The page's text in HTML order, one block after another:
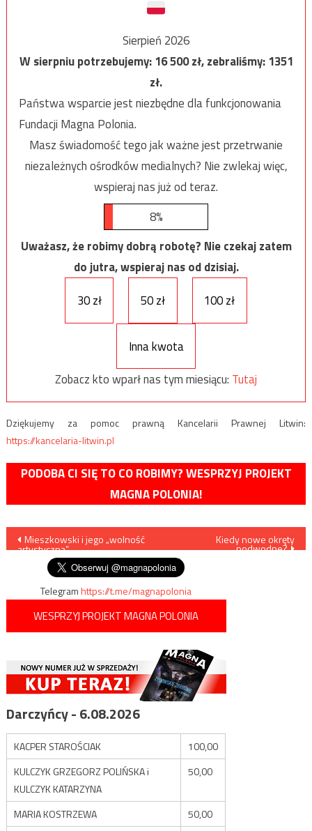
Sierpień 2026
W sierpniu potrzebujemy:16 500zł, zebraliśmy:1351
zł.
Państwa wsparcie jest niezbędne dla funkcjonowania
Fundacji Magna Polonia.
Masz świadomość tego jak ważne jest przetrwanie
niezależnych ośrodków medialnych? Nie zwlekaj więc,
wspieraj nas już od teraz.
8%
Uważasz, że robimy dobrą robotę? Nie czekaj zatem
do jutra, wspieraj nas od dzisiaj.
30 zł
50 zł 100 zł
Inna kwota
Zobacz kto wparł nas tym miesiącu: Tutaj
Dziękujemy za pomoc prawną Kancelarii Prawnej Litwin:
https://kancelaria-litwin.pl
PODOBA CI SIĘ TO CO ROBIMY? WESPRZYJ PROJEKT
MAGNA POLONIA!
Nawigacja
wpisu
Mieszkowski i jego „wolność
artystyczna”
Kiedy nowe okręty
podwodne?
Telegramhttps://t.me/magnapolonia
WESPRZYJ PROJEKT MAGNA POLONIA
Darczyńcy - 6.08.2026
KACPER STAROŚCIAK
100,00
KULCZYK GRZEGORZ POLIŃSKA i
KULCZYK KATARZYNA
50,00
MARIA KOSTRZEWA 50,00